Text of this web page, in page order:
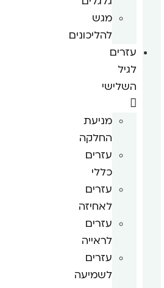
מגש
להליכונים
עזרים
לגיל
השלישי
מניעת
החלקה
עזרים
כללי
עזרים
לאחיזה
עזרים
לראייה
עזרים
לשמיעה